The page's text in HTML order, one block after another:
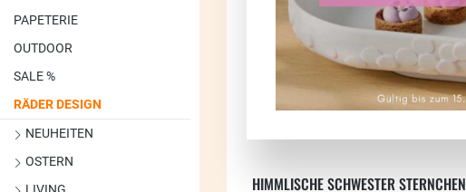
PAPETERIE
OUTDOOR
SALE %
RÄDER DESIGN
NEUHEITEN
OSTERN
LIVING
HIMMLISCHE SCHWESTER STERNCHEN